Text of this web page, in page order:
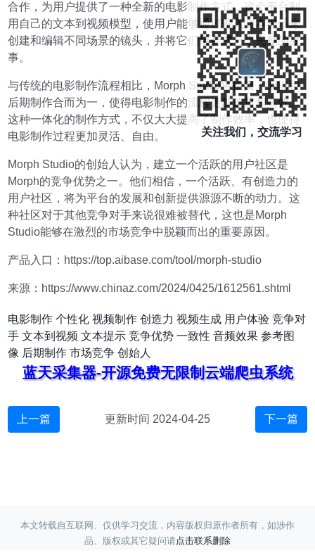
合作，为用户提供了一种全新的电影制作方式。这个平台利
用自己的文本到视频模型，使用户能够通过输入文本提示来
创建和编辑不同场景的镜头，并将它们组合成一个完整的故
事。
与传统的电影制作流程相比，Morph Studio将拍摄、编辑和
后期制作合而为一，使得电影制作的流程更加连贯和高效。
这种一体化的制作方式，不仅大大提高了制作效率，也使得
电影制作过程更加灵活、自由。
Morph Studio的创始人认为，建立一个活跃的用户社区是
Morph的竞争优势之一。他们相信，一个活跃、有创造力的
用户社区，将为平台的发展和创新提供源源不断的动力。这
种社区对于其他竞争对手来说很难被替代，这也是Morph
Studio能够在激烈的市场竞争中脱颖而出的重要原因。
产品入口：https://top.aibase.com/tool/morph-studio
来源：https://www.chinaz.com/2024/0425/1612561.shtml
电影制作 个性化 视频制作 创造力 视频生成 用户体验 竞争对
手 文本到视频 文本提示 竞争优势 一致性 音频效果 参考图
像 后期制作 市场竞争 创始人
蓝天采集器-开源免费无限制云端爬虫系统
上一篇 更新时间 2024-04-25 下一篇
本文转载自互联网、仅供学习交流，内容版权归原作者所有，如涉作
品、版权或其它疑问请点击联系删除
关注我们，交流学习